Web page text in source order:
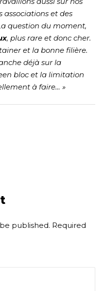
associations et des
question du moment,
, plus rare et donc cher.
et la bonne filière.
déjà sur la
bloc et la limitation
à faire… »
published. Required